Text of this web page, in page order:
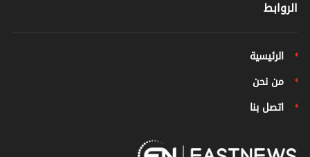
الروابط
الرئيسية
من نحن
اتصل بنا